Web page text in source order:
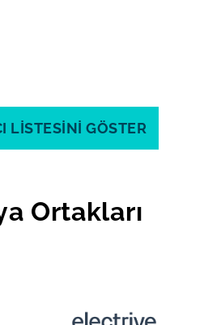
LİSTESİNİ GÖSTER
Ortakları